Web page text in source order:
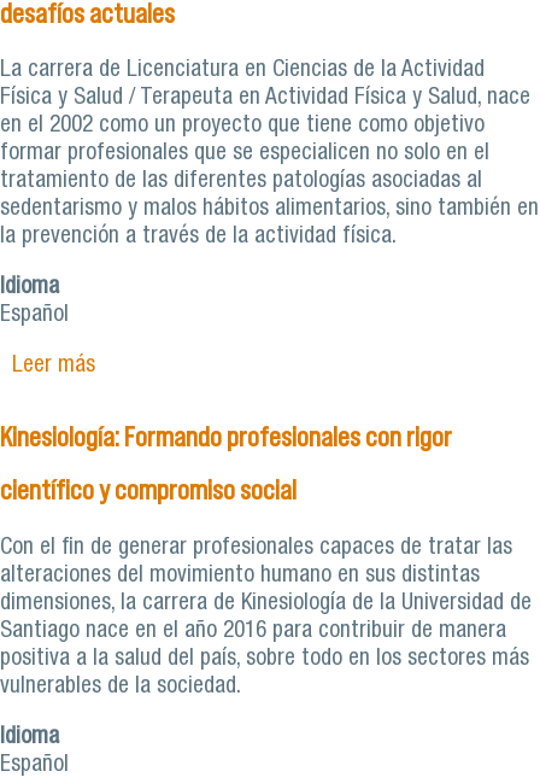
desafíos actuales
La carrera de Licenciatura en Ciencias de la Actividad
Física y Salud / Terapeuta en Actividad Física y Salud, nace
en el 2002 como un proyecto que tiene como objetivo
formar profesionales que se especialicen no solo en el
tratamiento de las diferentes patologías asociadas al
sedentarismo y malos hábitos alimentarios, sino también en
la prevención a través de la actividad física.
Idioma
Español
Leer mássobre Licenciatura en Ciencias de la Actividad
comprometidos con los desafíos actuales
Kinesiología: Formando profesionales con rigor
científico y compromiso social
Con el fin de generar profesionales capaces de tratar las
alteraciones del movimiento humano en sus distintas
dimensiones, la carrera de Kinesiología de la Universidad de
Santiago nace en el año 2016 para contribuir de manera
positiva a la salud del país, sobre todo en los sectores más
vulnerables de la sociedad.
Idioma
Español